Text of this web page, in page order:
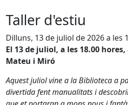
Taller d'estiu
Dilluns, 13 de juliol de 2026 a les
El 13 de juliol, a les 18.00
Mateu i Miró
Aquest juliol vine a la Biblioteca a
divertida fent manualitats i